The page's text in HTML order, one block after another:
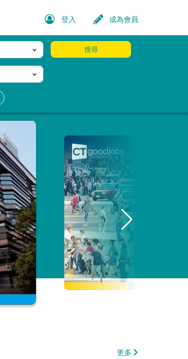
登入 成為會員
搜尋
更多